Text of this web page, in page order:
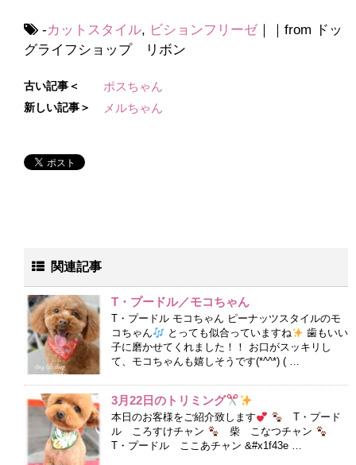
-カットスタイル, ビションフリーゼ｜｜from ドッ
グライフショップ リボン
古い記事＜ ポスちゃん
新しい記事＞ メルちゃん
関連記事
T・プードル／モコちゃん
T・プードル モコちゃん ピーナッツスタイルのモ
コちゃん
とっても似合っていますね
歯もいい
子に磨かせてくれました！！ お口がスッキリし
て、モコちゃんも嬉しそうです(*^^*) ( …
3月22日のトリミング
本日のお客様をご紹介致します
T・プード
ル ころすけチャン
柴 こなつチャン
T・プードル ここあチャン &#x1f43e …